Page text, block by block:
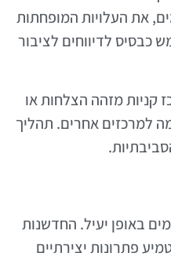
את העלויות המופחתות
כבסיס לדיווחים לציבור
קניות מזהה הצלחות או
למרכזים אחרים. תהליך
באופן יעיל. החדשנות
פתרונות יצירתיים